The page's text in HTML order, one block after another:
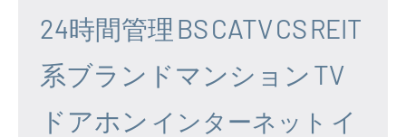
24時間管理 BSCATVCSREIT
系ブランドマンション TV
ドアホン インターネット イ